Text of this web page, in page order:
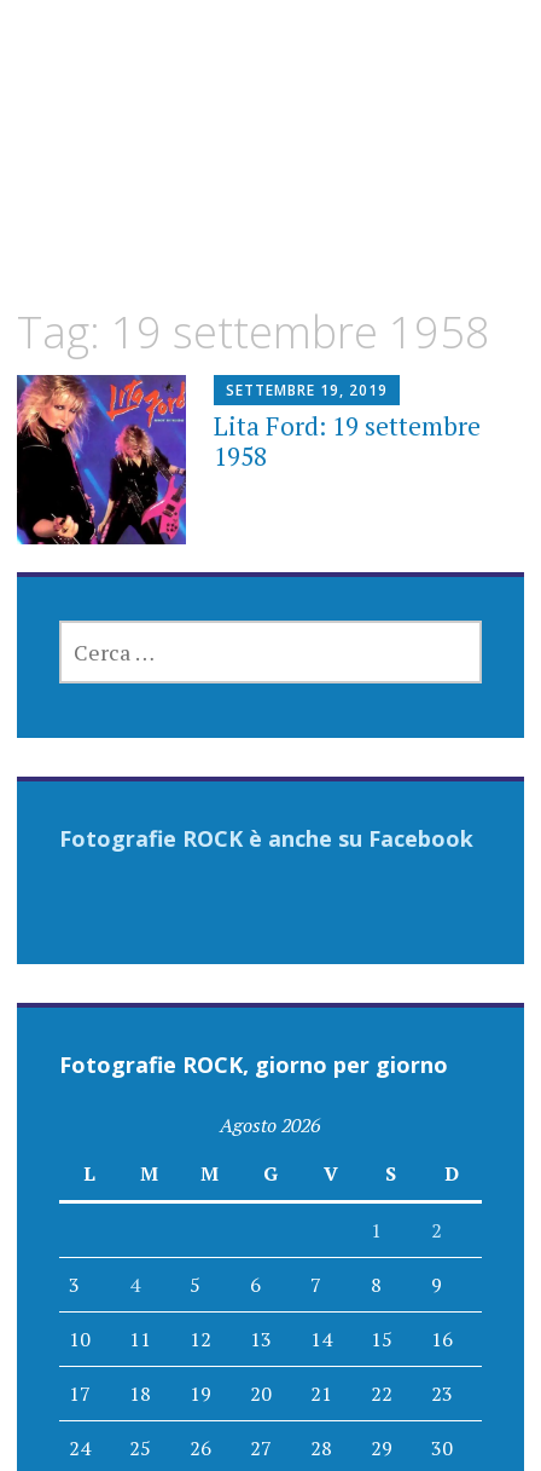
Tag: 19 settembre 1958
SETTEMBRE 19, 2019
Lita Ford: 19 settembre
1958
PER:
Fotografie ROCK è anche su Facebook
Fotografie ROCK, giorno per giorno
Agosto 2026
L
M M G V S D
1 2
3 4 5 6 7 8 9
10 11 12 13 14 15 16
17 18 19 20 21 22 23
24 25 26 27 28 29 30